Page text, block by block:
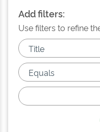
Add filters:
Use filters to refine